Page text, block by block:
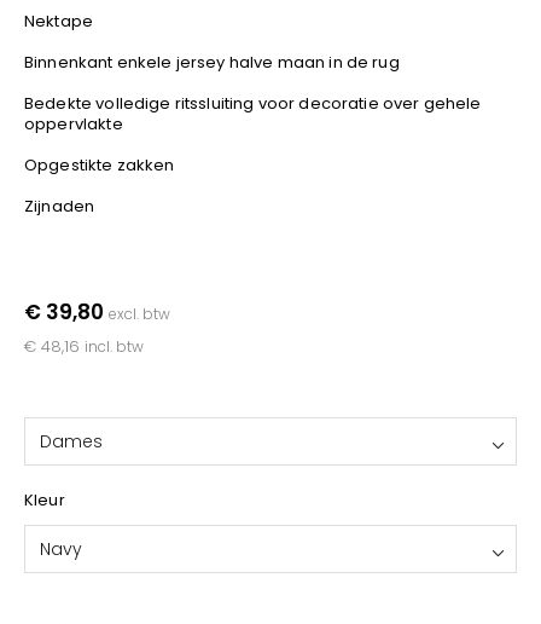
Nektape
Binnenkant enkele jersey halve maan in de rug
Bedekte volledige ritssluiting voor decoratie over gehele
oppervlakte
Opgestikte zakken
Zijnaden
€ 39,80 excl. btw
€ 48,16 incl. btw
Dames
Kleur
Navy